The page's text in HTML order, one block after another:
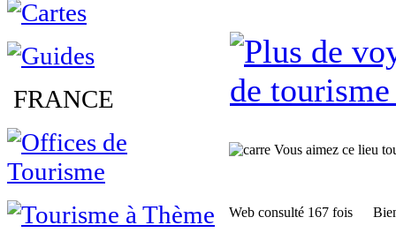
FRANCE de
Vous aimez ce lieu
Web consulté 167 fois